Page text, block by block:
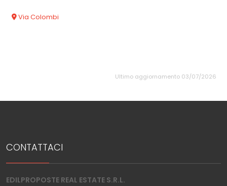
Via Colombi
Ultimo aggiornamento 03/07/2026
CONTATTACI
EDILPROPOSTE REAL ESTATE S.R.L.